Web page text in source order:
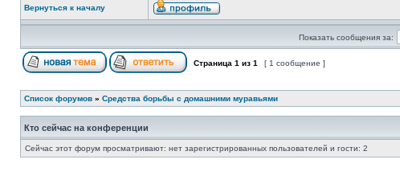
Вернуться к началу
Показать сообщения за:
Страница 1 из 1 [ 1 сообщение ]
Список форумов » Средства борьбы с домашними муравьями
Кто сейчас на конференции
Сейчас этот форум просматривают: нет зарегистрированных пользователей и гости: 2